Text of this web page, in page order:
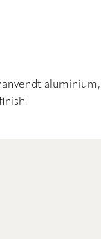
aluminium,